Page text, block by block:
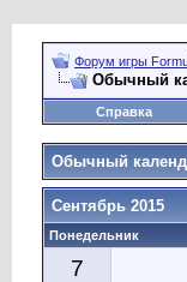
Форум игры
Обычный
Справка
Обычный
Сентябрь 2015
Понедельник
7